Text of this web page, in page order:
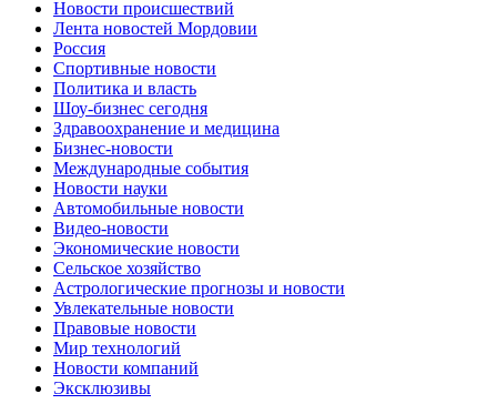
Новости происшествий
Лента новостей Мордовии
Россия
Спортивные новости
Политика и власть
Шоу-бизнес сегодня
Здравоохранение и медицина
Бизнес-новости
Международные события
Новости науки
Автомобильные новости
Видео-новости
Экономические новости
Сельское хозяйство
Астрологические прогнозы и новости
Увлекательные новости
Правовые новости
Мир технологий
Новости компаний
Эксклюзивы